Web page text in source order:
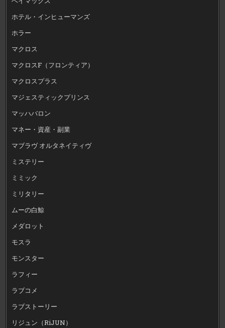
ホテル・インヒューマンズ
ホラー
マクロス
マクロスF（フロンティア）
マクロスプラス
マジェスティックプリンス
マッハバロン
マネー・資産・副業
マブラヴ オルタネイティヴ
ミステリー
ミミック
ミリタリー
ムーの白鯨
メダロット
モスラ
モンスター
ラフィー
ラブコメ
ラブストーリー
リジュン（RiJUN）